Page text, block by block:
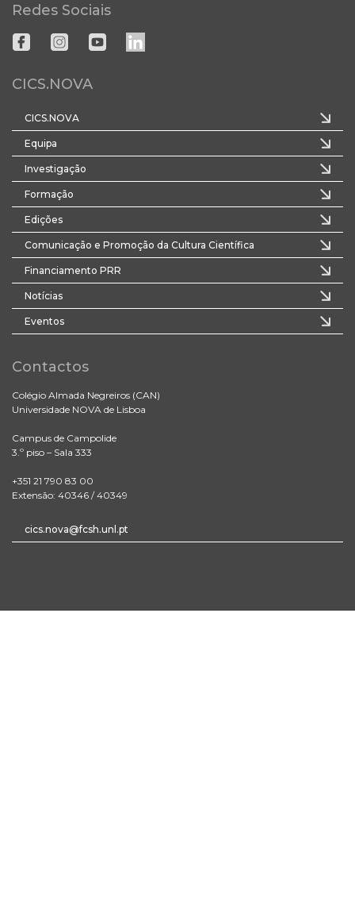
Redes Sociais
CICS.NOVA
CICS.NOVA
Equipa
Investigação
Formação
Edições
Comunicação e Promoção da Cultura Científica
Financiamento PRR
Notícias
Eventos
Contactos
Colégio Almada Negreiros (CAN)
Universidade NOVA de Lisboa
Campus de Campolide
3.º piso – Sala 333
+351 21 790 83 00
Extensão: 40346 / 40349
cics.nova@fcsh.unl.pt